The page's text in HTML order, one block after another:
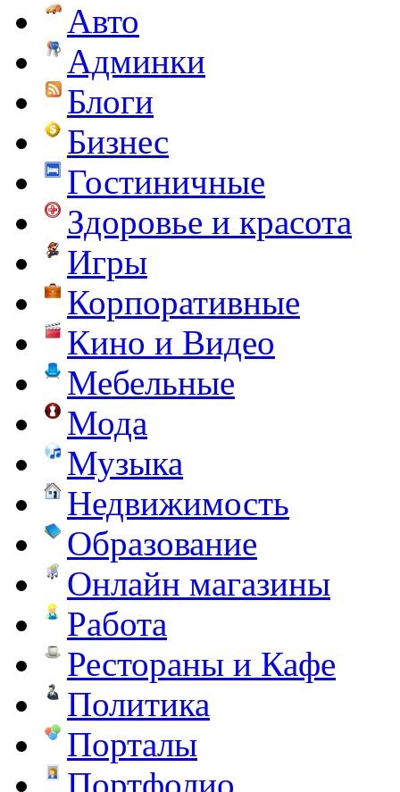
Авто
Админки
Блоги
Бизнес
Гостиничные
Здоровье и красота
Игры
Корпоративные
Кино и Видео
Мебельные
Мода
Музыка
Недвижимость
Образование
Онлайн магазины
Работа
Рестораны и Кафе
Политика
Порталы
Портфолио